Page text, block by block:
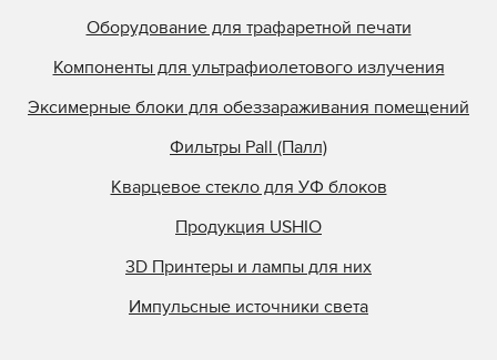
Оборудование для трафаретной печати
Компоненты для ультрафиолетового излучения
Эксимерные блоки для обеззараживания помещений
Фильтры Pall (Палл)
Кварцевое стекло для УФ блоков
Продукция USHIO
3D Принтеры и лампы для них
Импульсные источники света